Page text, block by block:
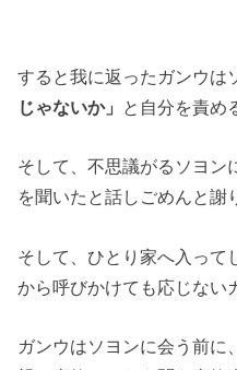
すると我に返ったガンウは
じゃないか」 と自分を責め
そして、不思議がるソヨン
を聞いたと話しごめんと謝
そして、ひとり家へ入って
から呼びかけても応じない
ガンウはソヨンに会う前に